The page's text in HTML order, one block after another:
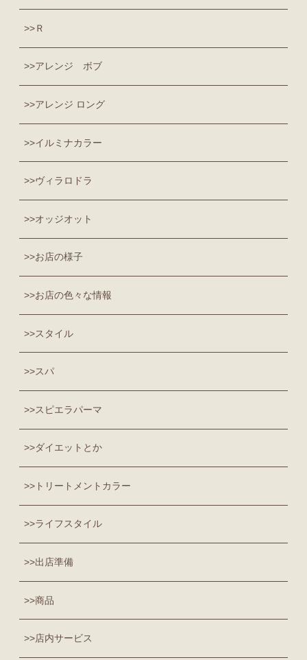
Ｒ
アレンジ ボブ
アレンジ ロング
イルミナカラー
ヴィラロドラ
オッジオット
お店の様子
お店の色々な情報
スタイル
スパ
スピエラパーマ
ダイエットとか
トリートメントカラー
ライフスタイル
出店準備
商品
店内サービス